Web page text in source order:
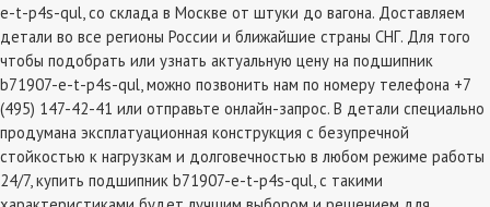
e-t-p4s-qul, со склада в Москве от штуки до вагона. Доставляем
детали во все регионы России и ближайшие страны СНГ. Для того
чтобы подобрать или узнать актуальную цену на подшипник
b71907-e-t-p4s-qul, можно позвонить нам по номеру телефона +7
(495) 147-42-41 или отправьте онлайн-запрос. В детали специально
продумана эксплатуационная конструкция с безупречной
стойкостью к нагрузкам и долговечностью в любом режиме работы
24/7, купить подшипник b71907-e-t-p4s-qul, с такими